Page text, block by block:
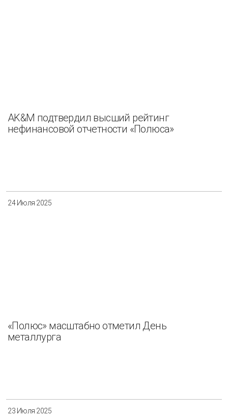
AK&M подтвердил высший рейтинг
нефинансовой отчетности «Полюса»
24 Июля 2025
«Полюс» масштабно отметил День
металлурга
23 Июля 2025